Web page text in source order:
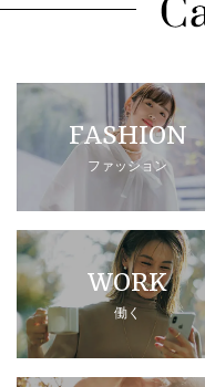
FASHION
ファッション
WORK
働く